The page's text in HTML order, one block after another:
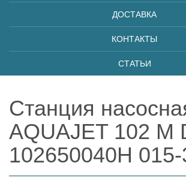
ДОСТАВКА
КОНТАКТЫ
СТАТЬИ
Станция
AQUAJET 102 M
102650040H 015-